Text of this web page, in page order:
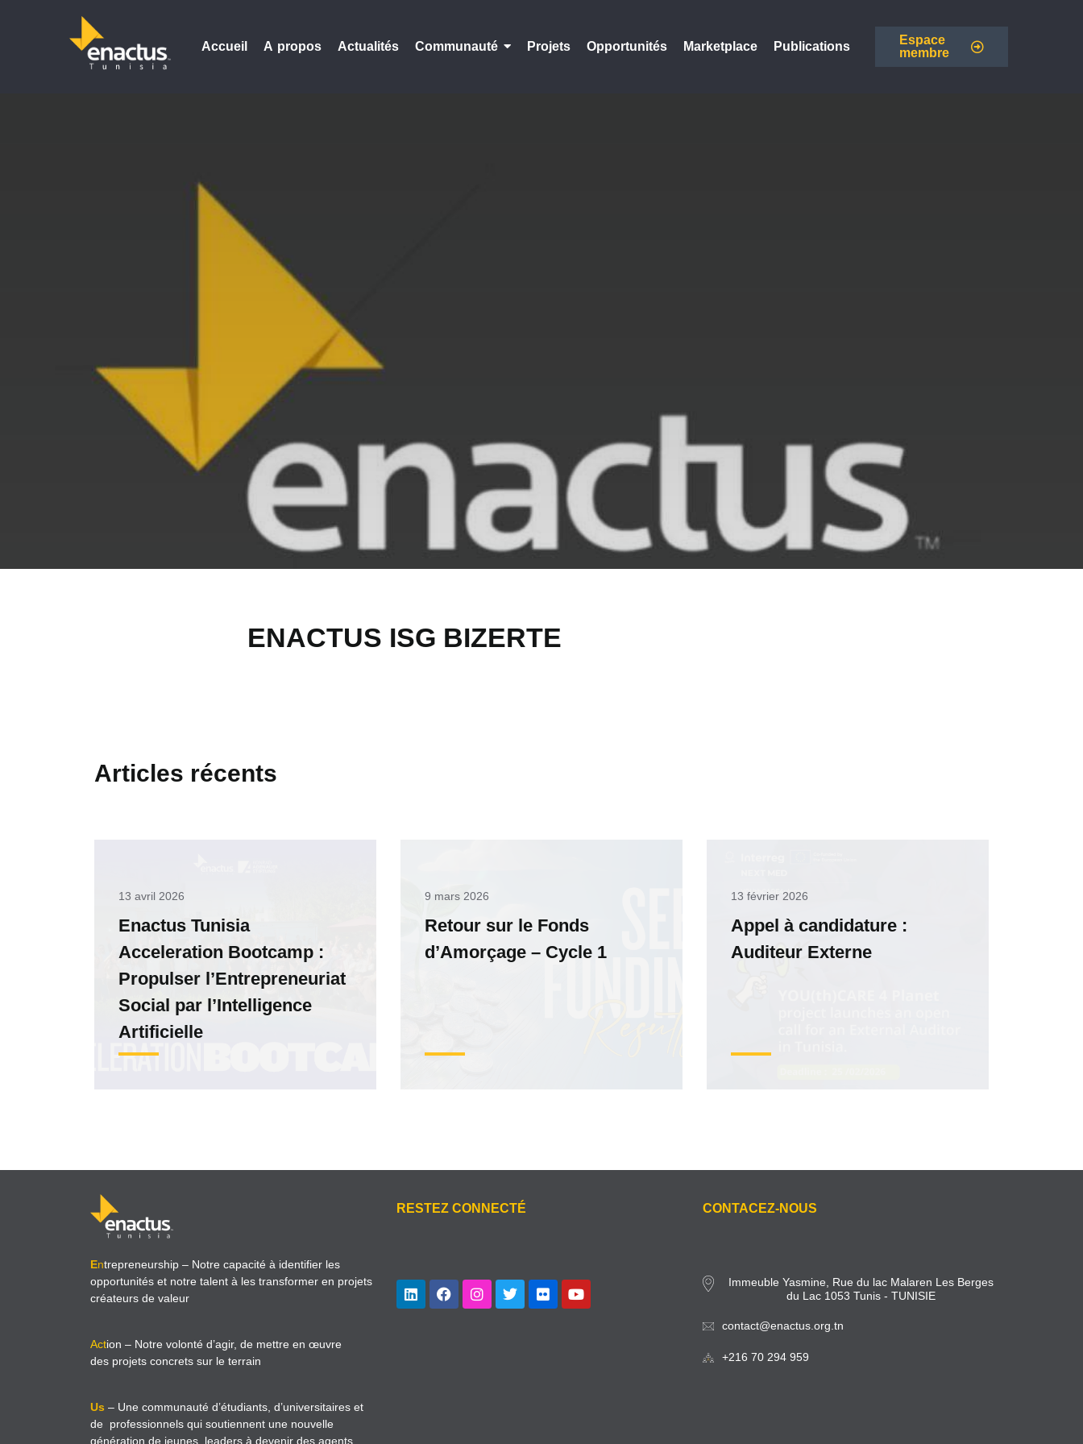
Accueil A propos Actualités Communauté Projets Opportunités Marketplace Publications
Espace
membre
ENACTUS ISG BIZERTE
Articles récents
13 avril 2026
Enactus Tunisia
Acceleration Bootcamp :
Propulser l’Entrepreneuriat
Social par l’Intelligence
Artificielle
9 mars 2026
Retour sur le Fonds
d’Amorçage – Cycle 1
13 février 2026
Appel à candidature :
Auditeur Externe
Entrepreneurship – Notre capacité à identifier les
opportunités et notre talent à les transformer en projets
créateurs de valeur
Action – Notre volonté d’agir, de mettre en œuvre
des projets concrets sur le terrain
Us – Une communauté d’étudiants, d’universitaires et
de professionnels qui soutiennent une nouvelle
génération de jeunes leaders à devenir des agents
RESTEZ CONNECTÉ CONTACEZ-NOUS
Immeuble Yasmine, Rue du lac Malaren Les Berges
du Lac 1053 Tunis - TUNISIE
contact@enactus.org.tn
+216 70 294 959